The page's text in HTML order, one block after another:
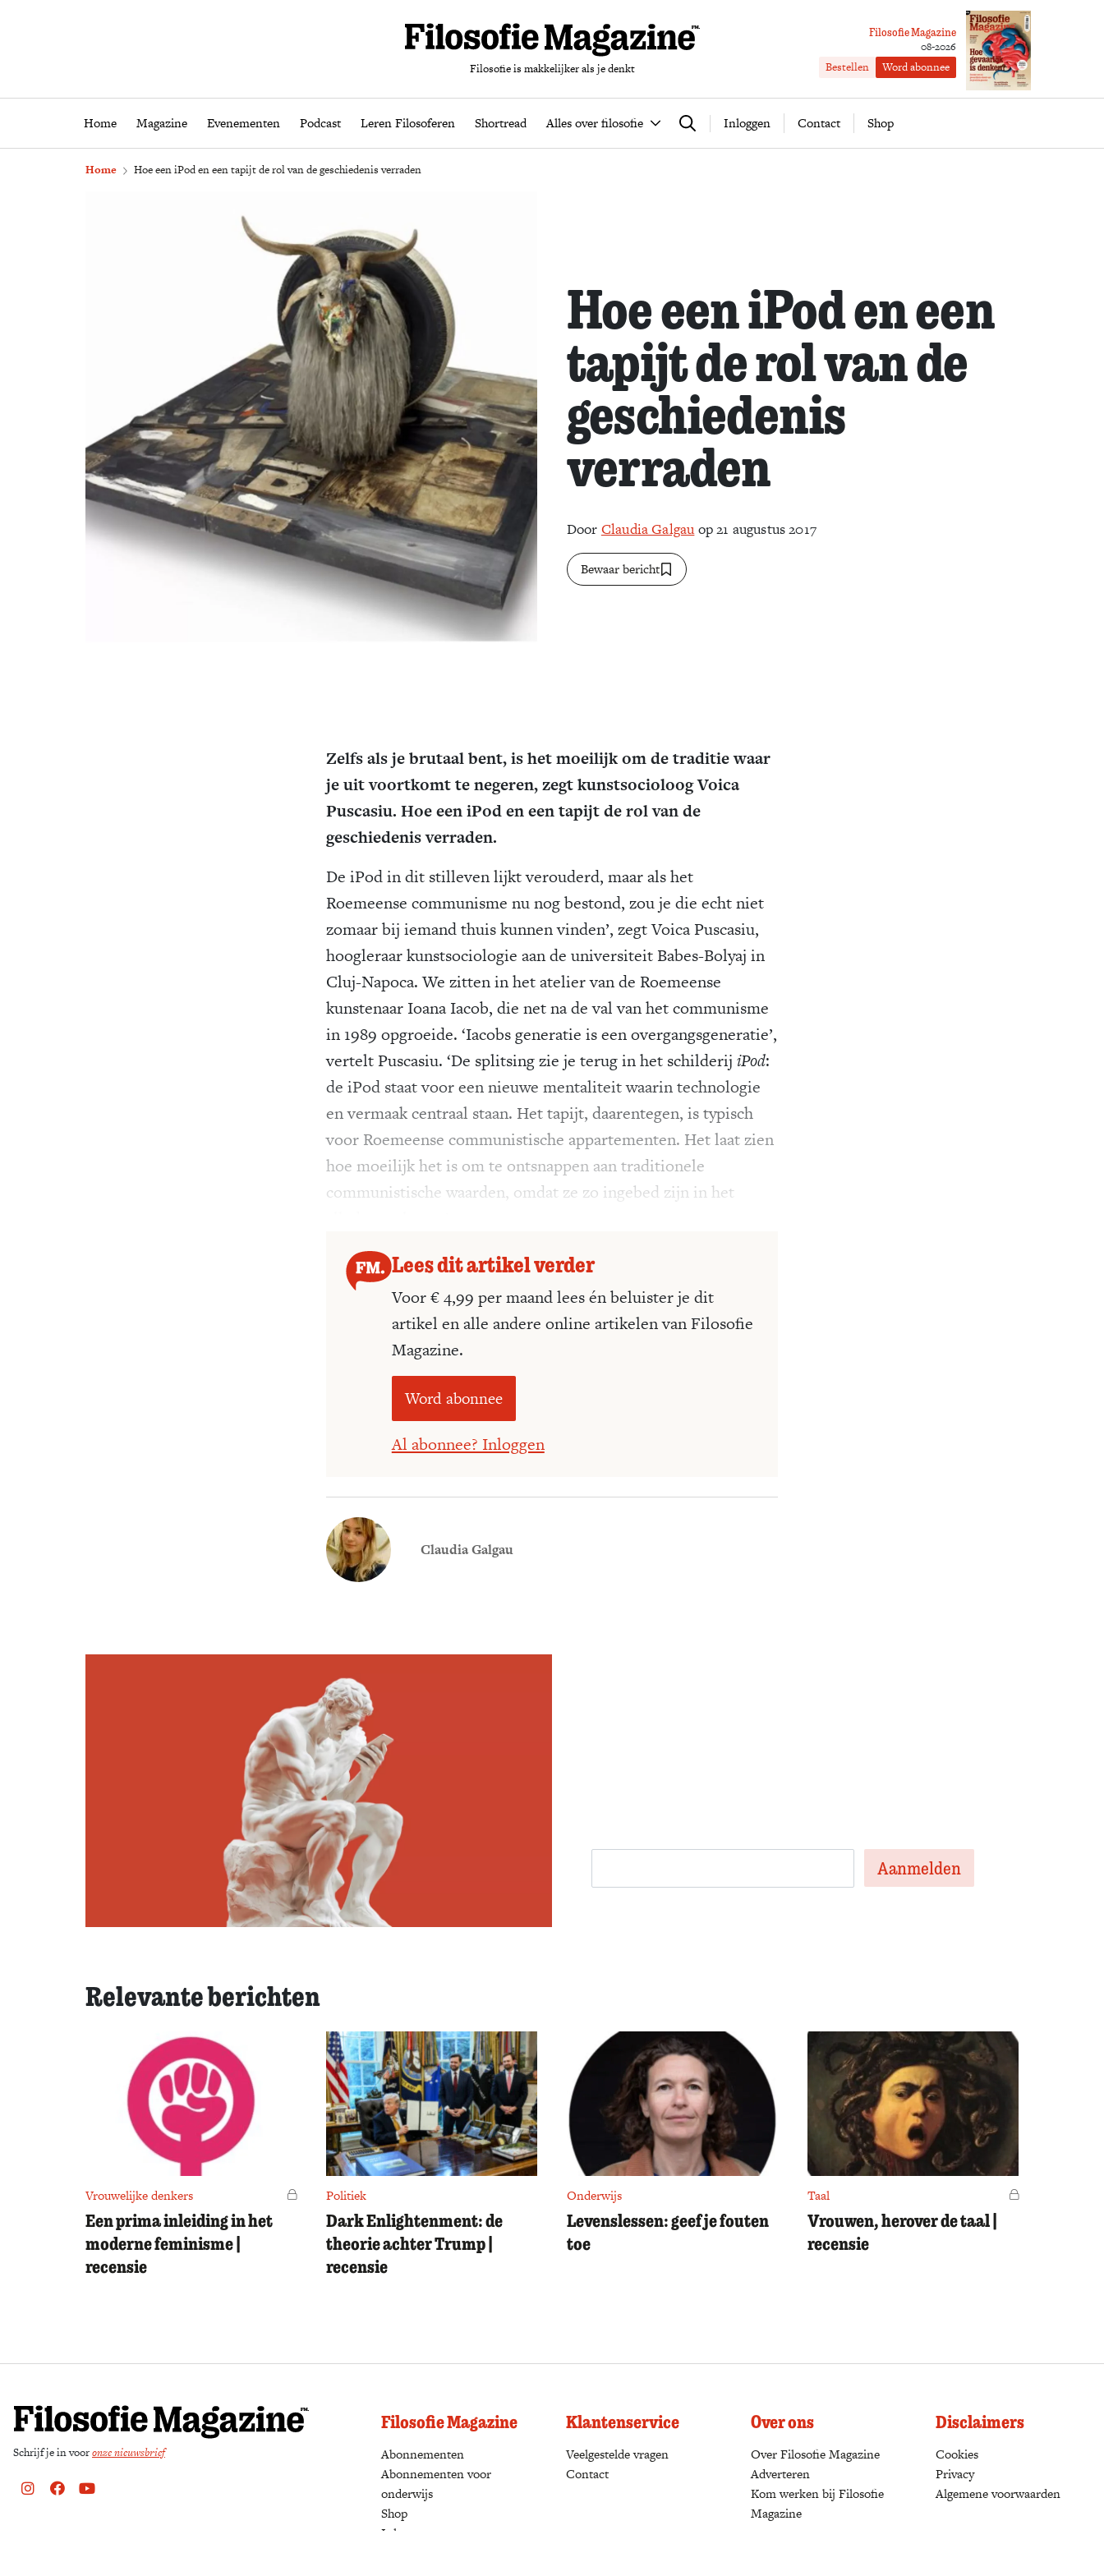
Filosofie is makkelijker als je denkt
Filosofie Magazine
08-2026
Bestellen Word abonnee
Home Magazine Evenementen Podcast Leren Filosoferen Shortread Alles over filosofie Zoeken Inloggen Contact Shop
Home Magazine Evenementen Podcast Leren Filosoferen Shortread Alles over filosofie Word abonnee
Home Hoe een iPod en een tapijt de rol van de geschiedenis verraden
Hoe een iPod en een
tapijt de rol van de
geschiedenis
verraden
Door Claudia Galgauop 21 augustus 2017
Bewaar bericht
Zelfs als je brutaal bent, is het moeilijk om de traditie waar
je uit voortkomt te negeren, zegt kunstsocioloog Voica
Puscasiu. Hoe een iPod en een tapijt de rol van de
geschiedenis verraden.
De iPod in dit stilleven lijkt verouderd, maar als het
Roemeense communisme nu nog bestond, zou je die echt niet
zomaar bij iemand thuis kunnen vinden’, zegt Voica Puscasiu,
hoogleraar kunstsociologie aan de universiteit Babes-Bolyaj in
Cluj-Napoca. We zitten in het atelier van de Roemeense
kunstenaar Ioana Iacob, die net na de val van het communisme
in 1989 opgroeide. ‘Iacobs generatie is een overgangsgeneratie’,
vertelt Puscasiu. ‘De splitsing zie je terug in het schilderij iPod:
de iPod staat voor een nieuwe mentaliteit waarin technologie
en vermaak centraal staan. Het tapijt, daarentegen, is typisch
voor Roemeense communistische appartementen. Het laat zien
hoe moeilijk het is om te ontsnappen aan traditionele
communistische waarden, omdat ze zo ingebed zijn in het
Lees dit artikel verder
Voor € 4,99 per maand lees én beluister je dit
artikel en alle andere online artikelen van Filosofie
Magazine.
Word abonnee
Al abonnee? Inloggen
Claudia Galgau
Relevante berichten
Vrouwelijke denkers Voor leden
Een prima inleiding in het
moderne feminisme |
recensie
Politiek
Dark Enlightenment: de
theorie achter Trump |
recensie
Onderwijs
Levenslessen: geef je fouten
toe
Taal Voor leden
Vrouwen, herover de taal |
recensie
Schrijf je in vooronze nieuwsbrief
Instagram
FacebookYoutube
Filosofie Magazine
Abonnementen (opens in a new tab)
Abonnementen voor
onderwijs
Shop
Inloggen
Klantenservice
Veelgestelde vragen
Contact
Over ons
Over Filosofie Magazine
Adverteren
Kom werken bij Filosofie
Magazine
Disclaimers
Cookies
Privacy
Algemene voorwaarden